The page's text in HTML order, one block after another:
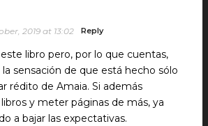
2019 at 13:02 Reply
libro pero, por lo que cuentas,
sensación de que está hecho sólo
rédito de Amaia. Si además
y meter páginas de más, ya
a bajar las expectativas.